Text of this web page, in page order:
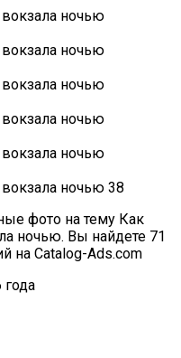
фото на тему Как
ночью. Вы найдете 71
на Catalog-Ads.com
года